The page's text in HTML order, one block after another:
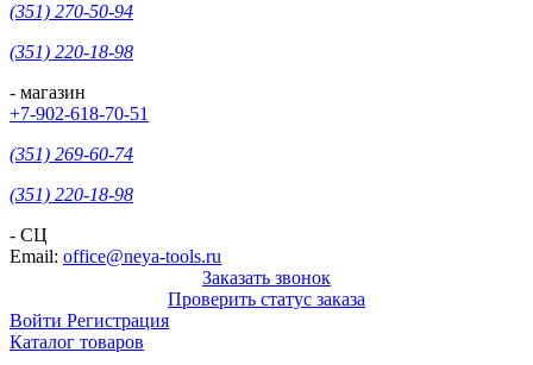
(351) 270-50-94
(351) 220-18-98
- магазин
+7-902-618-70-51
(351) 269-60-74
(351) 220-18-98
- СЦ
Email: office@neya-tools.ru
Заказать звонок
Проверить статус заказа
Войти Регистрация
Каталог товаров